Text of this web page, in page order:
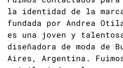
la identidad de la
fundada por Andrea
es una joven y
diseñadora de moda de
Aires, Argentina.